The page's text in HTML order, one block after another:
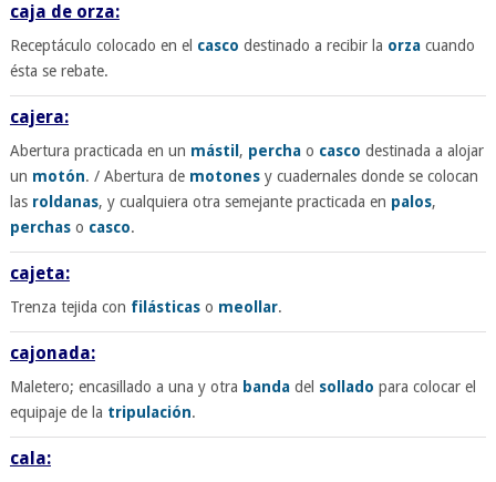
caja de orza:
Receptáculo colocado en el casco destinado a recibir la orzacuando
ésta se rebate.
cajera:
Abertura practicada en un mástil , perchao casco destinada a alojar
un motón. / Abertura de motonesy cuadernales donde se colocan
las roldanas, y cualquiera otra semejante practicada en palos,
perchaso casco.
cajeta:
Trenza tejida con filásticaso meollar.
cajonada:
Maletero; encasillado a una y otra bandadel sollado para colocar el
equipaje de la tripulación.
cala: